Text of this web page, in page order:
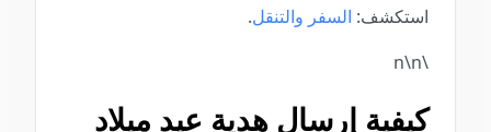
استكشف:السفر والتنقل.
كيفية إرسال هدية عيد ميلاد